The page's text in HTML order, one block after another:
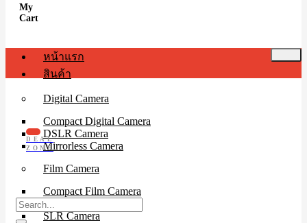
My
Cart
หน้าแรก
สินค้า
Digital Camera
Compact Digital Camera
DSLR Camera
Mirrorless Camera
Film Camera
Compact Film Camera
Instant Camera
SLR Camera
DEAL
ZONE